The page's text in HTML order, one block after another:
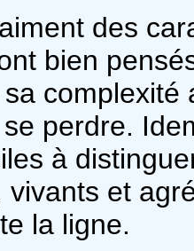
des
bien
perdre.
à
vivants et
la ligne.